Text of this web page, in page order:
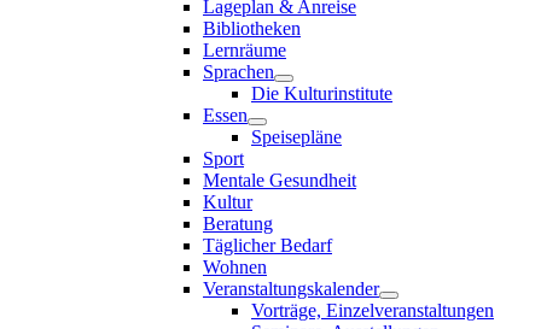
Lageplan & Anreise
Bibliotheken
Lernräume
Sprachen
Die Kulturinstitute
Essen
Speisepläne
Sport
Mentale Gesundheit
Kultur
Beratung
Täglicher Bedarf
Wohnen
Veranstaltungskalender
Vorträge, Einzelveranstaltungen